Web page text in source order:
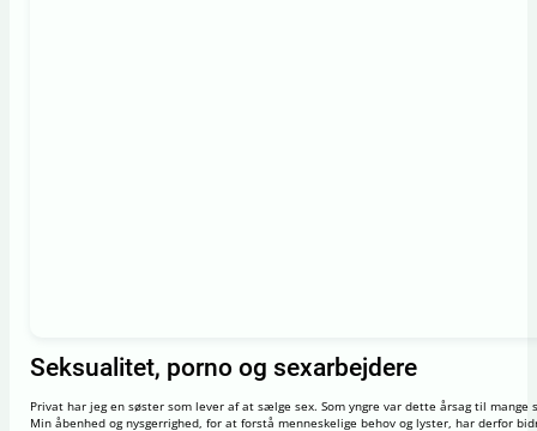
Seksualitet, porno og sexarbejdere
Privat har jeg en søster som lever af at sælge sex. Som yngre var dette årsag til
Min åbenhed og nysgerrighed, for at forstå menneskelige behov og lyster, har derfor